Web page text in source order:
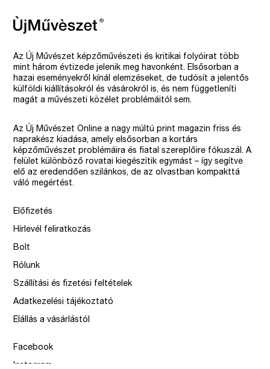
Az Új Művészet képzőművészeti és kritikai folyóirat több
mint három évtizede jelenik meg havonként. Elsősorban a
hazai eseményekről kínál elemzéseket, de tudósít a jelentős
külföldi kiállításokról és vásárokról is, és nem függetleníti
magát a művészeti közélet problémáitól sem.
Az Új Művészet Online a nagy múltú print magazin friss és
naprakész kiadása, amely elsősorban a kortárs
képzőművészet problémáira és fiatal szereplőire fókuszál. A
felület különböző rovatai kiegészítik egymást – így segítve
elő az eredendően szilánkos, de az olvastban kompakttá
váló megértést.
Előfizetés
Hírlevél feliratkozás
Bolt
Rólunk
Szállítási és fizetési feltételek
Adatkezelési tájékoztató
Elállás a vásárlástól
Facebook
Instagram